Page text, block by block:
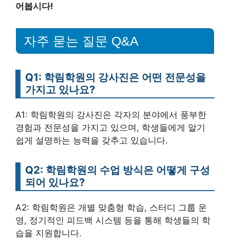
어봅시다!
자주 묻는 질문 Q&A
Q1: 학림학원의 강사진은 어떤 전문성을
가지고 있나요?
A1: 학림학원의 강사진은 각자의 분야에서 풍부한
경험과 전문성을 가지고 있으며, 학생들에게 알기
쉽게 설명하는 능력을 갖추고 있습니다.
Q2: 학림학원의 수업 방식은 어떻게 구성
되어 있나요?
A2: 학림학원은 개별 맞춤형 학습, 스터디 그룹 운
영, 정기적인 피드백 시스템 등을 통해 학생들의 학
습을 지원합니다.